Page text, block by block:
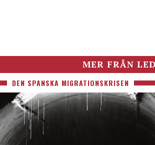
MER FRÅN
DEN SPANSKA MIGRATIONSKRISEN